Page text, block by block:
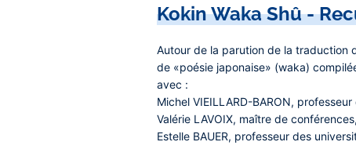
Kokin Waka Shû -
Autour de la parution de la traduction
de «poésie japonaise» (waka)
avec :
Michel VIEILLARD-BARON, professeur
Valérie LAVOIX, maître de
Estelle BAUER, professeur des